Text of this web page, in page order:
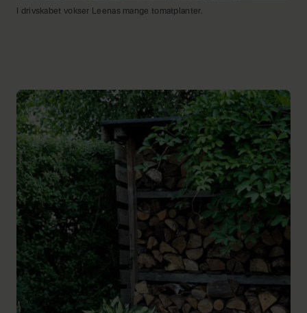
I drivskabet vokser Leenas mange tomatplanter.